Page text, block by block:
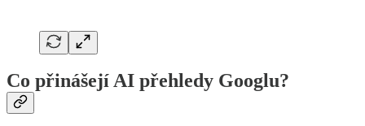
Co přinášejí AI přehledy Googlu?